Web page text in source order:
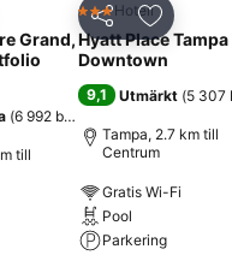
till i Mina Favoriter
Grand,
(6 992 betyg
till
Dela Lägg till
3 Stjärnor
Hotell
Hyatt Place Tampa
Downtown
9,1 Utmärkt (5 307
Tampa, 2.7 km till
Centrum
Gratis Wi-Fi
Pool
Parkering